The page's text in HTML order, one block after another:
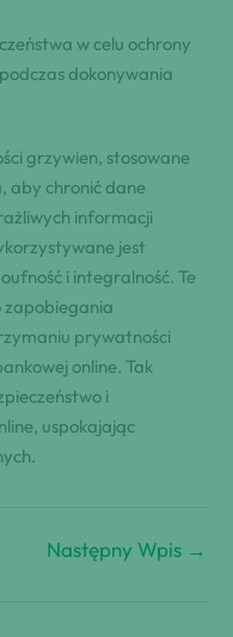
w celu ochrony
dokonywania
grzywien, stosowane
aby chronić dane
informacji
jest
i integralność. Te
zapobiegania
prywatności
online. Tak
i
uspokajając
Następny Wpis →